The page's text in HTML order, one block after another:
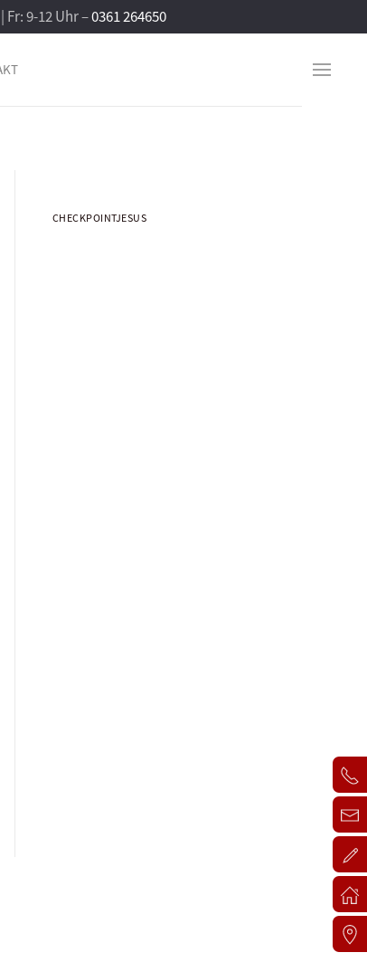
Fr: 9-12 Uhr –0361 264650
CHECKPOINTJESUS